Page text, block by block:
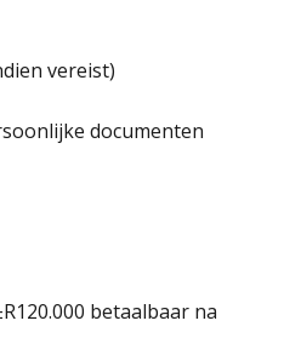
vereist)
documenten
betaalbaar na